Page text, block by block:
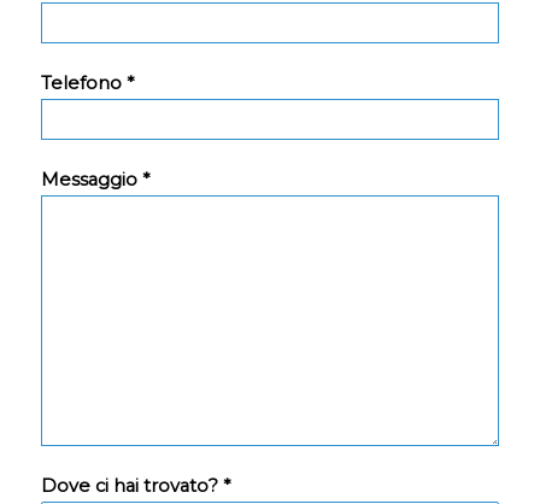
Telefono *
Messaggio *
Dove ci hai trovato? *